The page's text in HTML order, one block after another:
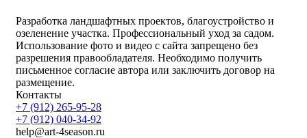
Разработка ландшафтных проектов, благоустройство и
озеленение участка. Профессиональный уход за садом.
Использование фото и видео с сайта запрещено без
разрешения правообладателя. Необходимо получить
письменное согласие автора или заключить договор на
размещение.
Контакты
+7 (912) 265-95-28
+7 (912) 040-34-92
help@art-4season.ru